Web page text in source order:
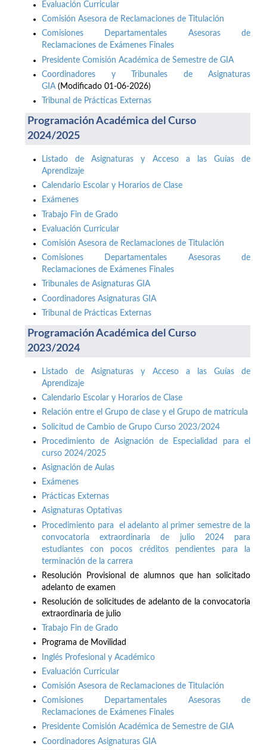
Evaluación Curricular
Comisión Asesora de Reclamaciones de Titulación
Comisiones Departamentales Asesoras de
Reclamaciones de Exámenes Finales
Presidente Comisión Académica de Semestre de GIA
Coordinadores y Tribunales de Asignaturas
GIA (Modificado 01-06-2026)
Tribunal de Prácticas Externas
Programación Académica del Curso
2024/2025
Listado de Asignaturas y Acceso a las Guías de
Aprendizaje
Calendario Escolar y Horarios de Clase
Exámenes
Trabajo Fin de Grado
Evaluación Curricular
Comisión Asesora de Reclamaciones de Titulación
Comisiones Departamentales Asesoras de
Reclamaciones de Exámenes Finales
Tribunales de Asignaturas GIA
Coordinadores Asignaturas GIA
Tribunal de Prácticas Externas
Programación Académica del Curso
2023/2024
Listado de Asignaturas y Acceso a las Guías de
Aprendizaje
Calendario Escolar y Horarios de Clase
Relación entre el Grupo de clase y el Grupo de matrícula
Solicitud de Cambio de Grupo Curso 2023/2024
Procedimiento de Asignación de Especialidad para el
curso 2024/2025
Asignación de Aulas
Exámenes
Prácticas Externas
Asignaturas Optativas
Procedimiento para el adelanto al primer semestre de la
convocatoria extraordinaria de julio 2024 para
estudiantes con pocos créditos pendientes para la
terminación de la carrera
Resolución Provisional de alumnos que han solicitado
adelanto de examen
Resolución de solicitudes de adelanto de la convocatoria
extraordinaria de julio
Trabajo Fin de Grado
Programa de Movilidad
Inglés Profesional y Académico
Evaluación Curricular
Comisión Asesora de Reclamaciones de Titulación
Comisiones Departamentales Asesoras de
Reclamaciones de Exámenes Finales
Presidente Comisión Académica de Semestre de GIA
Coordinadores Asignaturas GIA